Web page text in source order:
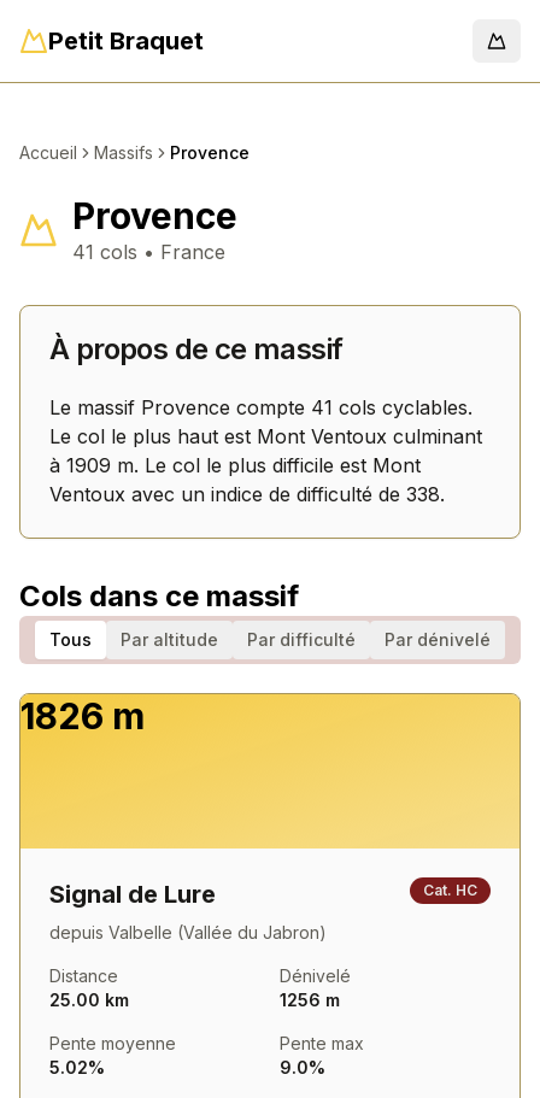
Petit Braquet
Accueil Massifs Provence
Provence
41 cols • France
À propos de ce massif
Le massif Provence compte 41 cols cyclables.
Le col le plus haut est Mont Ventoux culminant
à 1909 m. Le col le plus difficile est Mont
Ventoux avec un indice de difficulté de 338.
Cols dans ce massif
Tous Par altitude Par difficulté Par dénivelé
1826 m
Signal de Lure Cat. HC
depuis Valbelle (Vallée du Jabron)
Distance
25.00 km
Dénivelé
1256 m
Pente moyenne
5.02%
Pente max
9.0%